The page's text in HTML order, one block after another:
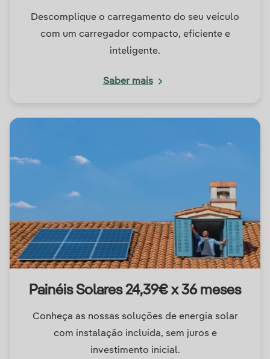
Descomplique o carregamento do seu veículo
com um carregador compacto, eficiente e
inteligente.
Saber mais
Painéis Solares 24,39€ x 36 meses
Conheça as nossas soluções de energia solar
com instalação incluída, sem juros e
investimento inicial.